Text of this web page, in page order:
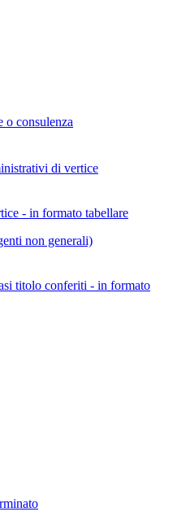
consulenza
di vertice
- in formato tabellare
non generali)
titolo conferiti - in formato